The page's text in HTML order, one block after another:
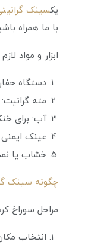
یکسینک
با ما همراه
ابزار و مواد لازم
دستگاه
مته
آب: برای
عینک
خشاب یا
چگونه سینک
مراحل سوراخ
انتخاب